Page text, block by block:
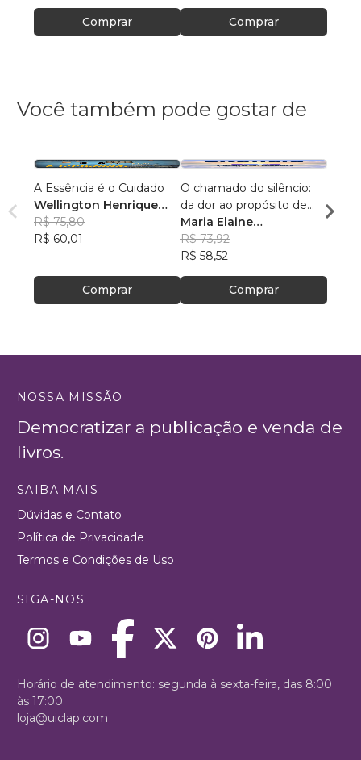
Comprar Comprar
Você também pode gostar de
A Essência é o Cuidado
Wellington Henrique
dos Santos
R$ 75,80
R$ 60,01
Comprar
O chamado do silêncio:
da dor ao propósito de
cuidar
Maria Elaine
Hundertmarck
Cavalheiro
R$ 73,92
R$ 58,52
Comprar
NOSSA MISSÃO
Democratizar a publicação e venda de
livros.
SAIBA MAIS
Dúvidas e Contato
Política de Privacidade
Termos e Condições de Uso
SIGA-NOS
Horário de atendimento: segunda à sexta-feira, das 8:00
às 17:00
loja@uiclap.com